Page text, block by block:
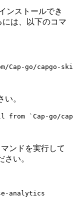
ンストールでき
には、以下のコマ
Cap-go/capgo-
。
from `Cap-go/
ンドを実行して
い。
analytics